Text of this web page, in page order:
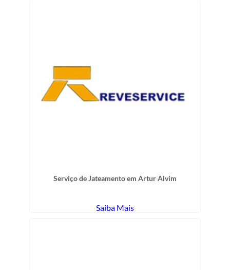
Serviço de Jateamento em Artur Alvim
Saiba Mais